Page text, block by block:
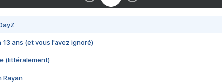
13 ans (et vous l'avez ignoré)
(littéralement)
Rayan